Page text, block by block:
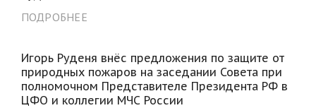
ПОДРОБНЕЕ
Игорь Руденя внёс предложения по защите от
природных пожаров на заседании Совета при
полномочном Представителе Президента РФ в
ЦФО и коллегии МЧС России